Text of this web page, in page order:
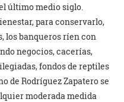
último medio siglo.
para conservarlo,
los banqueros ríen con
negocios, cacerías,
fondos de reptiles
de Rodríguez Zapatero se
moderada medida